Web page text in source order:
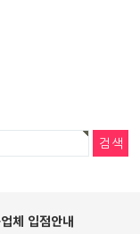
체 입점안내